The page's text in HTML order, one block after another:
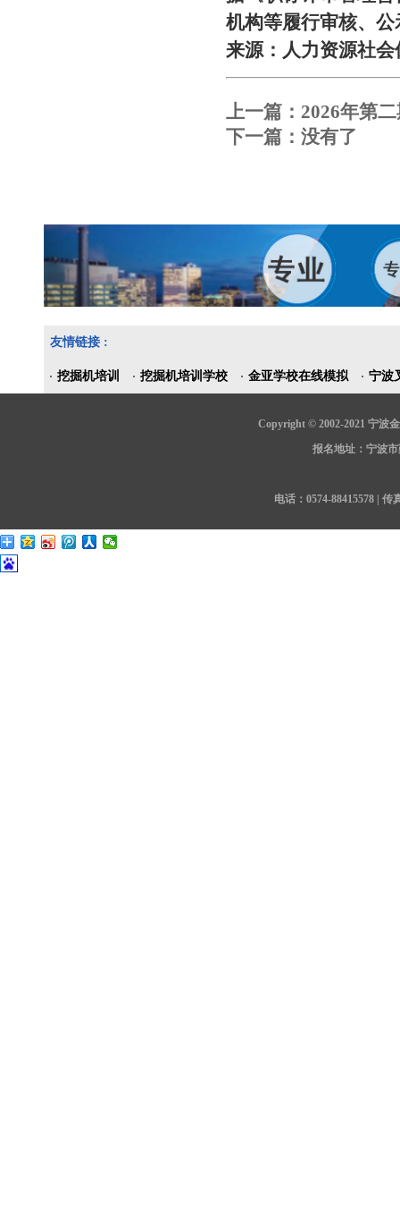
机构等履行审核、
来源：人力资源社
上一篇： 2026年第
下一篇：没有了
友情链接 :
挖掘机培训 挖掘机培训学校 金亚学校在线模拟 宁波
Copyright © 2002-2021 宁波
报名地址：宁波
电话：0574-88415578 | 传